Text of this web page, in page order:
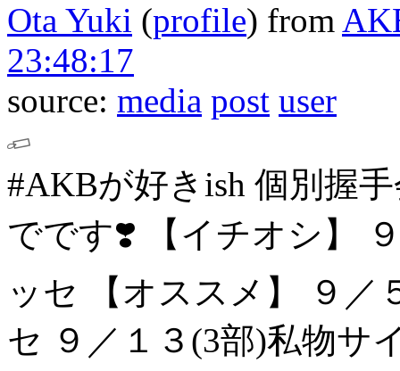
Ota Yuki (profile) from
23:48:17
source: media post user
#AKBが好きish 個別握
でです❣️
【イチオシ】
ッセ
【オススメ】
９／
セ ９／１３(3部)私物サ